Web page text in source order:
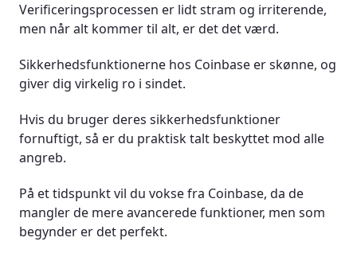
Verificeringsprocessen er lidt stram og irriterende,
men når alt kommer til alt, er det det værd.
Sikkerhedsfunktionerne hos Coinbase er skønne, og
giver dig virkelig ro i sindet.
Hvis du bruger deres sikkerhedsfunktioner
fornuftigt, så er du praktisk talt beskyttet mod alle
angreb.
På et tidspunkt vil du vokse fra Coinbase, da de
mangler de mere avancerede funktioner, men som
begynder er det perfekt.